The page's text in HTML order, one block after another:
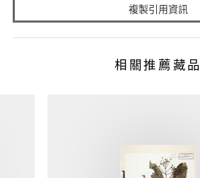
複製引用資訊
相關推薦藏品